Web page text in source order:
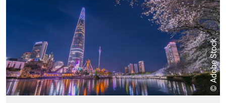
© Adobe Stock